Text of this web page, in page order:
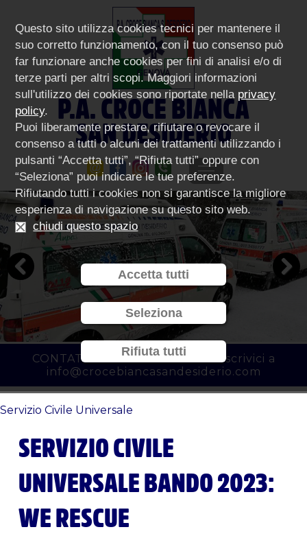
P.A. CROCE BIANCA
SAN DESIDERIO
Previous Next
CONTATTACI al010 3450777
o scrivici a
info@crocebiancasandesiderio.com
Servizio Civile Universale
SERVIZIO CIVILE
UNIVERSALE BANDO 2023:
WE RESCUE
Questo sito utilizza cookies tecnici per mantenere il
suo corretto funzionamento, con il tuo consenso può
far funzionare anche cookies per fini di analisi e/o di
terze parti per altri scopi. Maggiori informazioni
sull'utilizzo dei cookies sono riportate nella privacy
policy.
Puoi liberamente prestare, rifiutare o revocare il
consenso a tutti o alcuni dei trattamenti utilizzando i
pulsanti “Accetta tutti”, “Rifiuta tutti” oppure con
“Seleziona” puoi indicare le tue preferenze.
Rifiutando tutti i cookies non si garantisce la migliore
esperienza di navigazione su questo sito web.
chiudi questo spazio
Accetta tutti
Seleziona
Rifiuta tutti